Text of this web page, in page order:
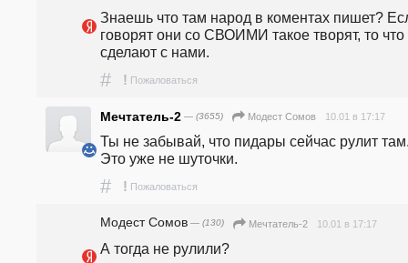
Знаешь что там народ в коментах пишет?
говорят они со СВОИМИ такое творят, то что
сделают с нами.
# ! Пожаловаться
Мечтатель-2 — (3655) Модест Сомов 10.01 в 17:17
Ты не забывай, что пидары сейчас рулит
Это уже не шуточки.
# ! Пожаловаться
Модест Сомов — (130) Мечтатель-2 10.01 в 17:17
А тогда не рулили?